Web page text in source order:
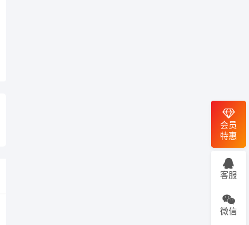
会员
特惠
客服
微信